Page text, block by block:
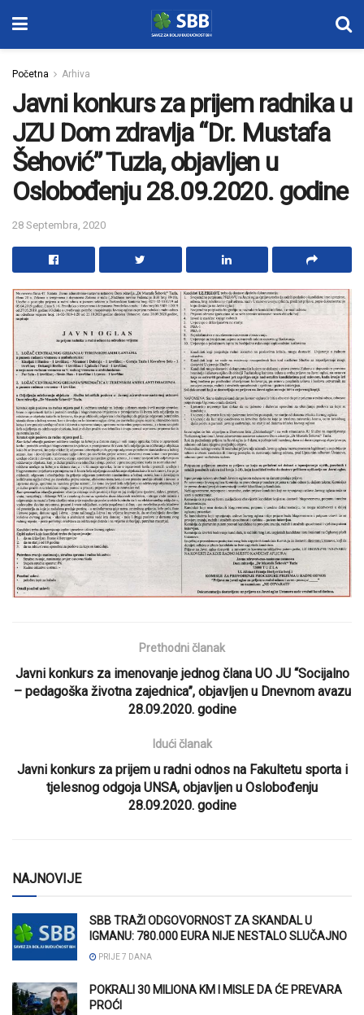
Početna Arhiva
Javni konkurs za prijem radnika u
JZU Dom zdravlja “Dr. Mustafa
Šehović” Tuzla, objavljen u
Oslobođenju 28.09.2020. godine
28 Septembra, 2020
Prethodni članak
Javni konkurs za imenovanje jednog člana UO JU “Socijalno
– pedagoška životna zajednica”, objavljen u Dnevnom avazu
28.09.2020. godine
Idući članak
Javni konkurs za prijem u radni odnos na Fakultetu sporta i
tjelesnog odgoja UNSA, objavljen u Oslobođenju
28.09.2020. godine
NAJNOVIJE
SBB TRAŽI ODGOVORNOST ZA SKANDAL U
IGMANU: 780.000 EURA NIJE NESTALO SLUČAJNO
PRIJE 7 DANA
POKRALI 30 MILIONA KM I MISLE DA ĆE PREVARA
PROĆI